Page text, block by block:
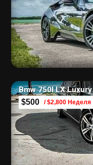
Bmw 750I LX Luxury
$500 / $2,800 Неделя